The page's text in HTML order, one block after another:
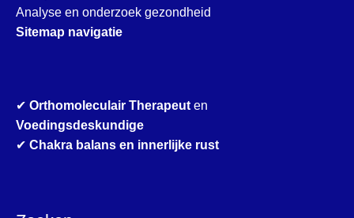
Analyse en onderzoek gezondheid
Sitemap navigatie
✔ Orthomoleculair Therapeut en
Voedingsdeskundige
✔ Chakra balans en innerlijke rust